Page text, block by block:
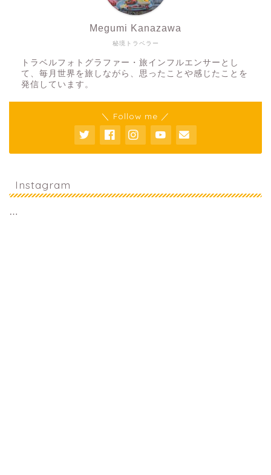
秘境トラベラー
Megumi Kanazawa
トラベルフォトグラファー・旅インフルエンサーとし
て、毎月世界を旅しながら、思ったことや感じたことを
発信しています。
＼ Follow me ／
Instagram
…